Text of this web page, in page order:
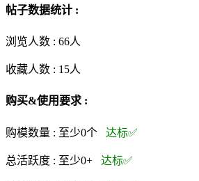
帖子数据统计 :
浏览人数 : 66人
收藏人数 : 15人
购买&使用要求 :
购模数量 : 至少0个 达标✅
总活跃度 : 至少0+ 达标✅